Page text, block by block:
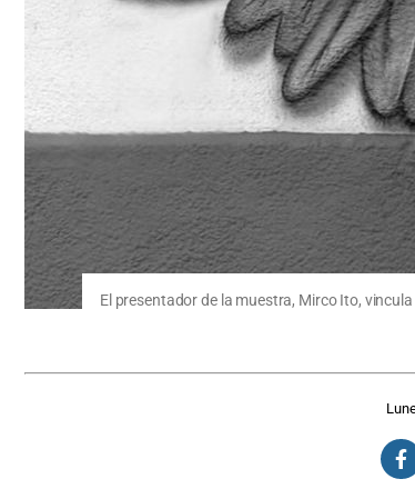
El presentador de la muestra, Mirco Ito,